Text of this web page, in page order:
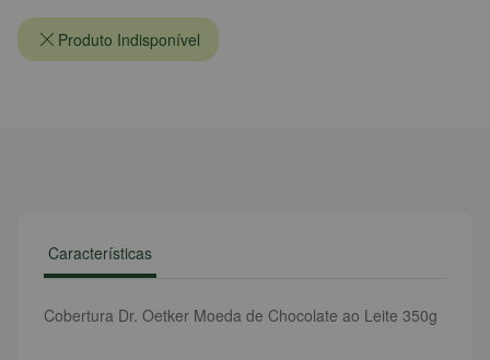
Produto Indisponível
Características
Cobertura Dr. Oetker Moeda de Chocolate ao Leite 350g